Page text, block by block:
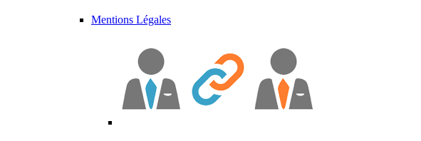
Mentions Légales